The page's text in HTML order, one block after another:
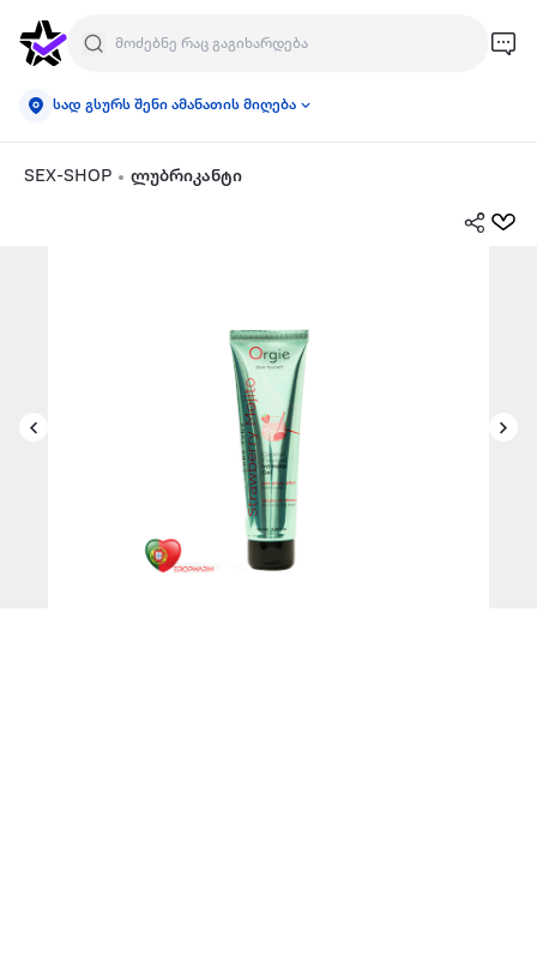
სად გსურს შენი ამანათის მიღება
SEX-SHOP ლუბრიკანტი